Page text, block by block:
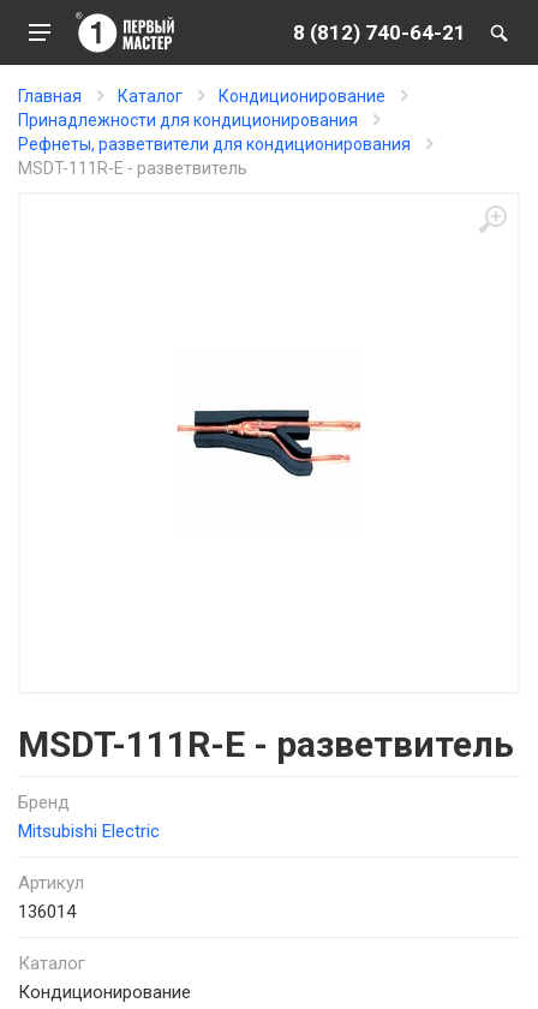
8 (812) 740-64-21
Главная Каталог
Кондиционирование
Принадлежности для кондиционирования
Рефнеты, разветвители для кондиционирования
MSDT-111R-E - разветвитель
MSDT-111R-E - разветвитель
Бренд
Mitsubishi Electric
Артикул
136014
Каталог
Кондиционирование